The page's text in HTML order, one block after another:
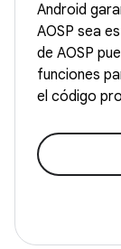
Android
AOSP sea
de AOSP
funciones
el código